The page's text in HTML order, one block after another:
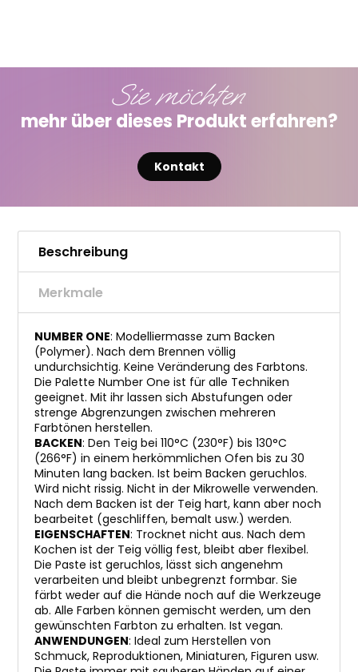
Sie möchten
mehr über dieses Produkt erfahren?
Kontakt
Beschreibung
Merkmale
NUMBER ONE: Modelliermasse zum Backen
(Polymer). Nach dem Brennen völlig
undurchsichtig. Keine Veränderung des Farbtons.
Die Palette Number One ist für alle Techniken
geeignet. Mit ihr lassen sich Abstufungen oder
strenge Abgrenzungen zwischen mehreren
Farbtönen herstellen.
BACKEN: Den Teig bei 110°C (230°F) bis 130°C
(266°F) in einem herkömmlichen Ofen bis zu 30
Minuten lang backen. Ist beim Backen geruchlos.
Wird nicht rissig. Nicht in der Mikrowelle verwenden.
Nach dem Backen ist der Teig hart, kann aber noch
bearbeitet (geschliffen, bemalt usw.) werden.
EIGENSCHAFTEN: Trocknet nicht aus. Nach dem
Kochen ist der Teig völlig fest, bleibt aber flexibel.
Die Paste ist geruchlos, lässt sich angenehm
verarbeiten und bleibt unbegrenzt formbar. Sie
färbt weder auf die Hände noch auf die Werkzeuge
ab. Alle Farben können gemischt werden, um den
gewünschten Farbton zu erhalten. Ist vegan.
ANWENDUNGEN: Ideal zum Herstellen von
Schmuck, Reproduktionen, Miniaturen, Figuren usw.